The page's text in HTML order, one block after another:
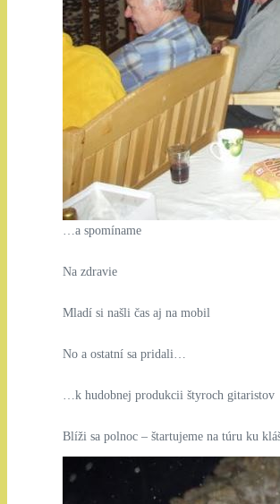
…a spomíname
Na zdravie
Mladí si našli čas aj na mobil
No a ostatní sa pridali…
…k hudobnej produkcii štyroch gitaristov
Blíži sa polnoc – štartujeme na túru ku